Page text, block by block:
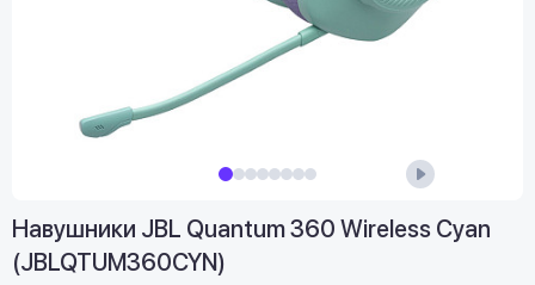
Навушники JBL Quantum 360 Wireless Cyan
(JBLQTUM360CYN)